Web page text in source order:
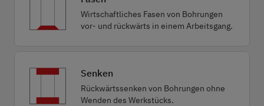
Wirtschaftliches Fasen von Bohrungen
vor- und rückwärts in einem Arbeitsgang.
Senken
Rückwärtssenken von Bohrungen ohne
Wenden des Werkstücks.